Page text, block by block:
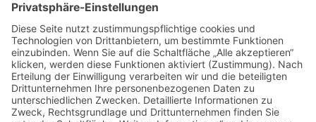
* Alle Preise verstehen sich inkl. gesetzlicher
Mehrwertsteuer und zzgl. Versandkosten wenn nicht anders
beschrieben.